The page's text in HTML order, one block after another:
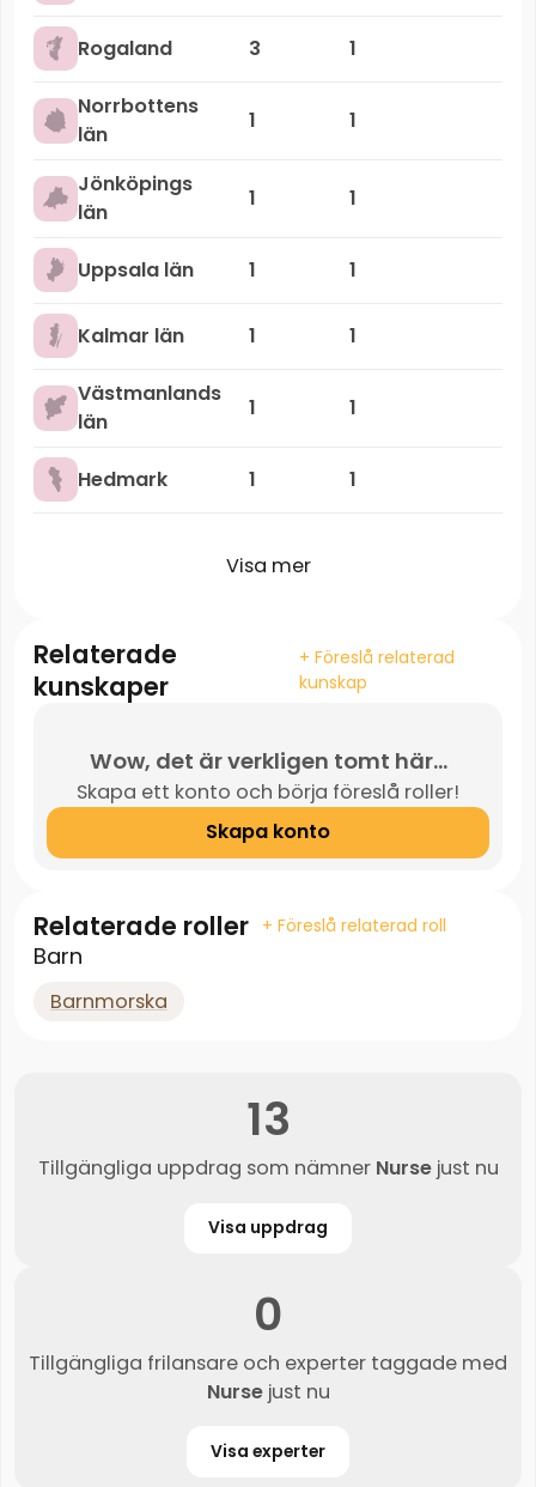
Rogaland 3 1
Norrbottens
län
1 1
Jönköpings
län
1 1
Uppsala län 1 1
Kalmar län 1 1
Västmanlands
län
1 1
Hedmark 1 1
Visa mer
Relaterade
kunskaper
+ Föreslå relaterad
kunskap
Wow, det är verkligen tomt här...
Skapa ett konto och börja föreslå roller!
Skapa konto
Relaterade roller + Föreslå relaterad roll
Barn
Barnmorska
13
Tillgängliga uppdrag som nämner Nursejust nu
Visa uppdrag
0
Tillgängliga frilansare och experter taggade med
Nursejust nu
Visa experter